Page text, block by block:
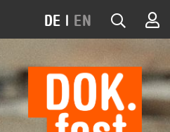
DE | EN